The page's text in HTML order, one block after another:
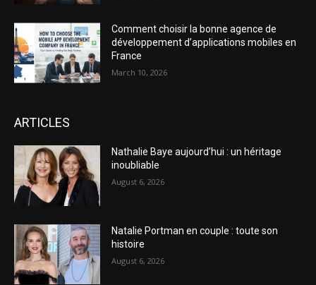
Comment choisir la bonne agence de
développement d’applications mobiles en
France
March 10, 2026
ARTICLES
Nathalie Baye aujourd’hui : un héritage
inoubliable
August 6, 2026
Natalie Portman en couple : toute son
histoire
August 6, 2026